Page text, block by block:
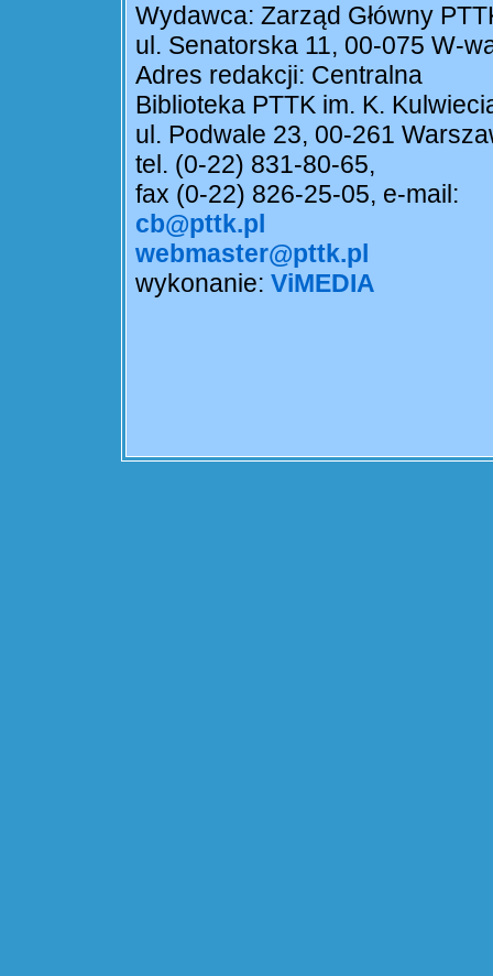
Wydawca: Zarząd Główny
ul. Senatorska 11, 00-075 W-
Adres redakcji: Centralna
Biblioteka PTTK im. K.
ul. Podwale 23, 00-261
tel. (0-22) 831-80-65,
fax (0-22) 826-25-05, e-mail:
cb@pttk.pl
webmaster@pttk.pl
wykonanie: ViMEDIA